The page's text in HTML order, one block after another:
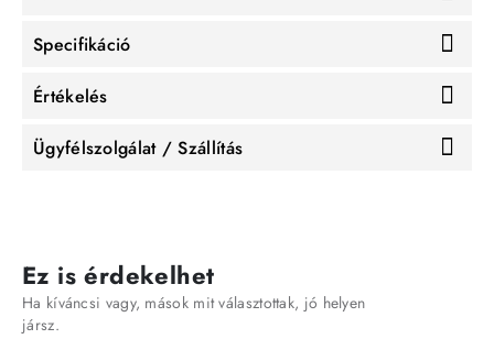
Specifikáció
Értékelés
Ügyfélszolgálat / Szállítás
Ez is érdekelhet
Ha kíváncsi vagy, mások mit választottak, jó helyen
jársz.